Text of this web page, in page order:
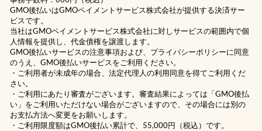
GMO後払いはGMOペイメントサービス株式会社が提供する決済サー
ビスです。
当社はGMOペイメントサービス株式会社に対しサービスの範囲内で個
人情報を提供し、代金債権を譲渡します。
GMO後払いサービスの注意事項および、 プライバシーポリシーに同意
のうえ、GMO後払いサービスをご利用ください。
・ご利用者が未成年の場合、法定代理人の利用同意を得てご利用くだ
さい。
・ご利用にあたり審査がございます。審査結果によっては「GMO後払
い」をご利用いただけない場合がございますので、その場合には別の
お支払方法へ変更をお願いします。
・ご利用限度額はGMO後払い累計で、55,000円（税込）です。